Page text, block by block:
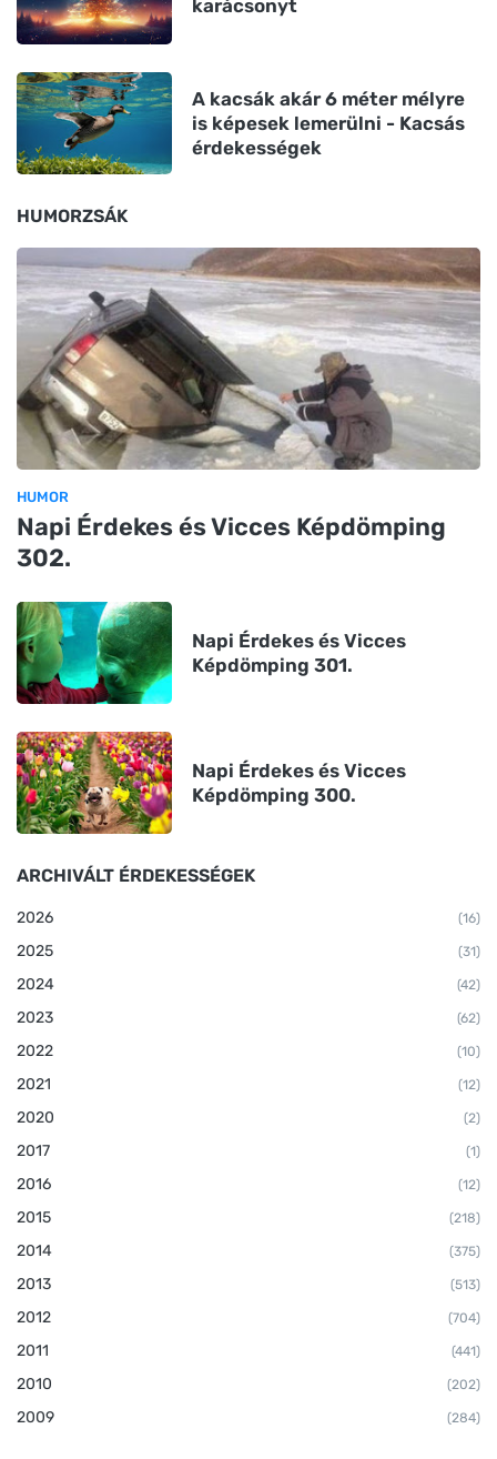
karácsonyt
A kacsák akár 6 méter mélyre
is képesek lemerülni - Kacsás
érdekességek
HUMORZSÁK
HUMOR
Napi Érdekes és Vicces Képdömping
302.
Napi Érdekes és Vicces
Képdömping 301.
Napi Érdekes és Vicces
Képdömping 300.
ARCHIVÁLT ÉRDEKESSÉGEK
2026 (16)
2025 (31)
2024 (42)
2023 (62)
2022 (10)
2021 (12)
2020 (2)
2017 (1)
2016 (12)
2015 (218)
2014 (375)
2013 (513)
2012 (704)
2011 (441)
2010 (202)
2009 (284)